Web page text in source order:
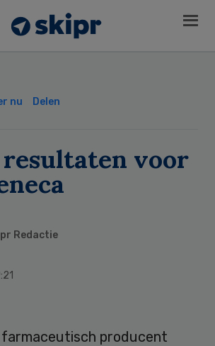
nu Delen
resultaten voor
Redactie
farmaceutisch producent